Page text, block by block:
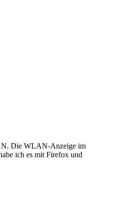
Die WLAN-Anzeige im
ich es mit Firefox und